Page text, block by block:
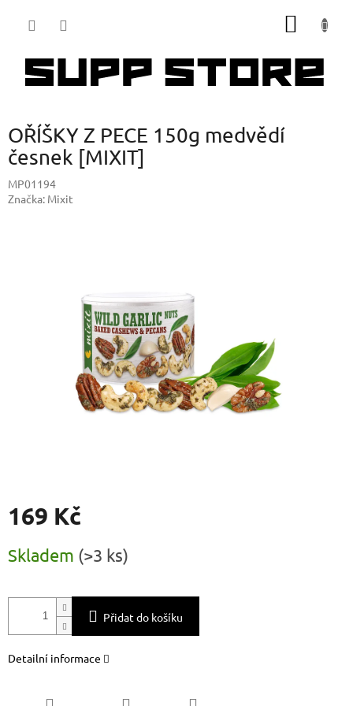
OŘÍŠKY Z PECE 150g medvědí
česnek [MIXIT]
MP01194
Značka: Mixit
169 Kč
cena:
Skladem (>3 ks)
Přidat do košíku
Detailní informace